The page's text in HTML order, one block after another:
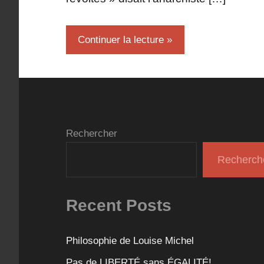
Continuer la lecture
Rechercher
Recent Posts
Philosophie de Louise Michel